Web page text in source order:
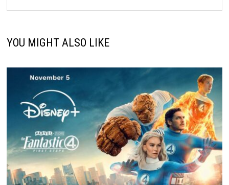
YOU MIGHT ALSO LIKE